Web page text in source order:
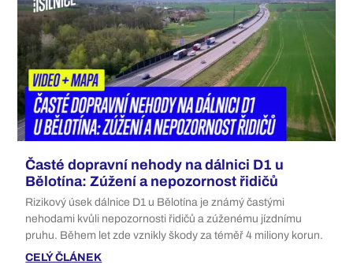
Časté dopravní nehody na dálnici D1 u
Bělotína: Zúžení a nepozornost řidičů
Rizikový úsek dálnice D1 u Bělotína je známý častými
nehodami kvůli nepozornosti řidičů a zúženému jízdnímu
pruhu. Během let zde vznikly škody za téměř 4 miliony korun.
CELÝ ČLÁNEK